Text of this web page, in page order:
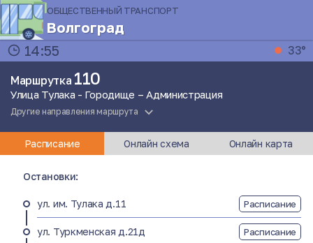
ОБЩЕСТВЕННЫЙ ТРАНСПОРТ
Волгоград
14:55
33°
Маршрутка 110
Улица Тулака - Городище – Администрация
Другие направления маршрута
Расписание Онлайн схема Онлайн карта
Остановки:
ул. им. Тулака д.11 Расписание
ул. Туркменская д.21д Расписание